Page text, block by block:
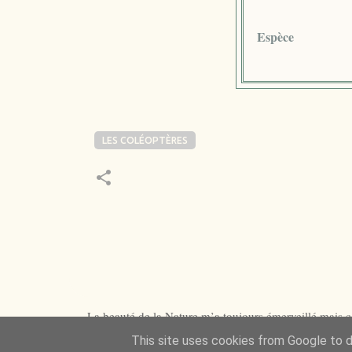
Espèce
LES COLÉOPTÈRES
La beauté de la Nature m’a toujours émerveillé mais
This site uses cookies from Google to